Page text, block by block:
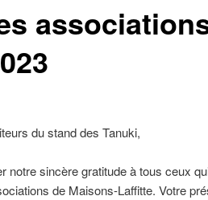
du stand des Tanuki,
notre sincère gratitude à tous ceux
de Maisons-Laffitte. Votre